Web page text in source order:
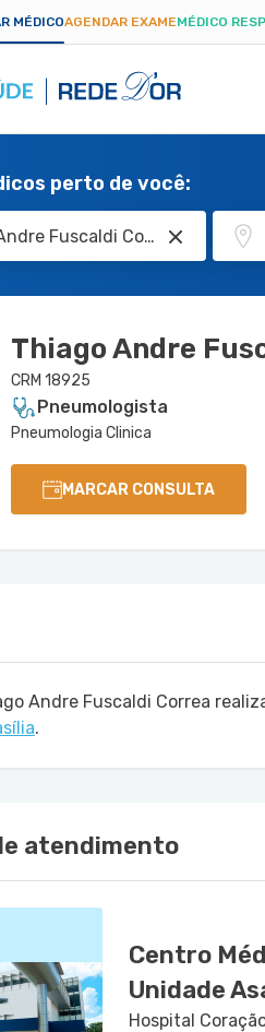
MÉDICOAGENDAR EXAMEMÉDICO
perto de você:
Thiago Andre
CRM 18925
Pneumologista
Pneumologia Clinica
MARCAR CONSULTA
Andre Fuscaldi Correa
.
atendimento
Centro
Unidade
Hospital